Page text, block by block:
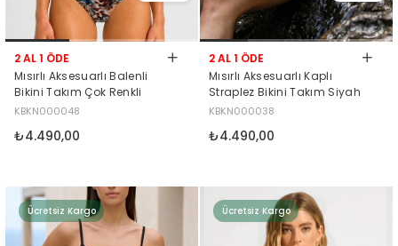
2 AL 1 ÖDE
Mısırlı Aksesuarlı Balenli
Bikini Takım Çok Renkli
KBKN000048
₺4.490,00
2 AL 1 ÖDE
Mısırlı Aksesuarlı Kaplı
Straplez Bikini Takım Siyah
KBKN000038
₺4.490,00
Ücretsiz Kargo Ücretsiz Kargo